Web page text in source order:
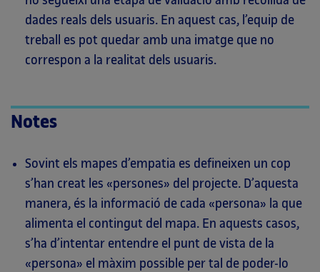
dades reals dels usuaris. En aquest cas, l’equip de
treball es pot quedar amb una imatge que no
correspon a la realitat dels usuaris.
Notes
Sovint els mapes d’empatia es defineixen un cop
s’han creat les «persones» del projecte. D’aquesta
manera, és la informació de cada «persona» la que
alimenta el contingut del mapa. En aquests casos,
s’ha d’intentar entendre el punt de vista de la
«persona» el màxim possible per tal de poder-lo